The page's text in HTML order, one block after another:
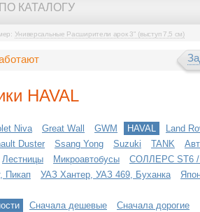
Универсальные Расширители арок 3" (выступ 7,5 см)
HAVAL
Niva Great Wall GWM HAVAL Land
Duster Ssang Yong Suzuki TANK
Лестницы Микроавтобусы СОЛЛЕРС ST6 /
Пикап
УАЗ Хантер, УАЗ 469, Буханка
Сначала дешевые Сначала дорогие